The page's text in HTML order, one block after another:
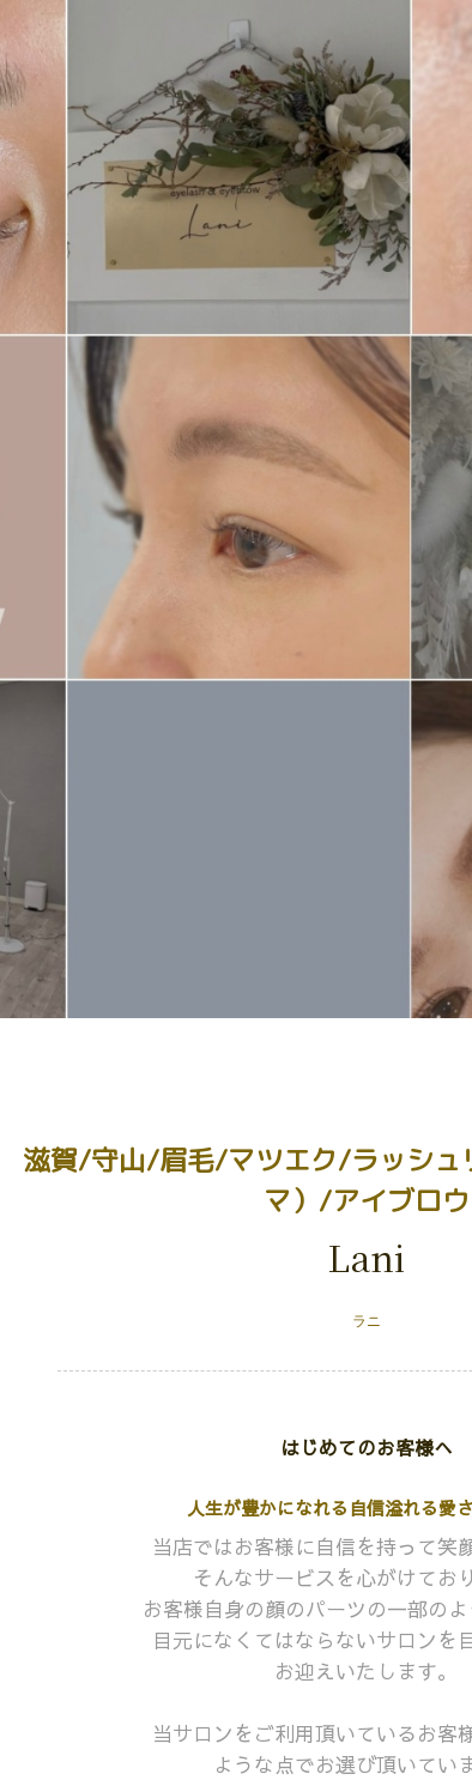
滋賀/守山/眉毛/マツエク/ラッシュ
マ）/アイブロウ
Lani
ラニ
はじめてのお客様へ
人生が豊かになれる自信溢れる愛
当店ではお客様に自信を持って笑
そんなサービスを心がけてお
お客様自身の顔のパーツの一部の
目元になくてはならないサロンを
お迎えいたします。
当サロンをご利用頂いているお客
ような点でお選び頂いてい